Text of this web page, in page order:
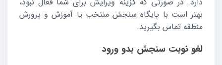
بهتر است با پایگاه سنجش منتخب یا آموزش و پرورش
منطقه تماس بگیرید.
لغو نوبت سنجش بدو ورود